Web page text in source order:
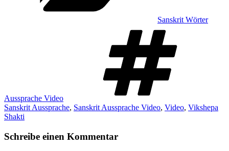
Sanskrit Wörter
Aussprache Video
Sanskrit Aussprache, Sanskrit Aussprache Video, Video, Vikshepa
Shakti
Schreibe einen Kommentar